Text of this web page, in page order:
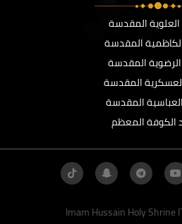
العلوية المقدسة
المقدسة
الرضوية المقدسة
المقدسة
المقدسة
المعظم
Imam Hussain Holy Shrine